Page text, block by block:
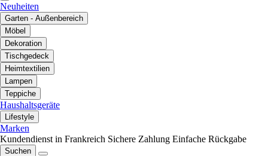
Neuheiten
Garten - Außenbereich
Möbel
Dekoration
Tischgedeck
Heimtextilien
Lampen
Teppiche
Haushaltsgeräte
Lifestyle
Marken
Kundendienst in Frankreich Sichere Zahlung Einfache Rückgabe
Suchen